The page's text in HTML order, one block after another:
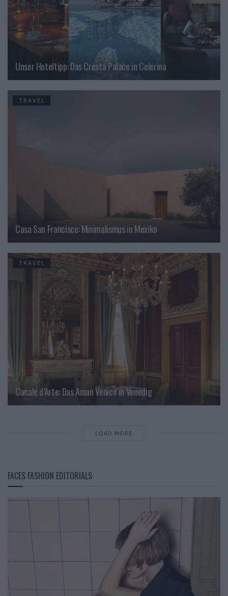
Unser Hoteltipp: Das Cresta Palace in Celerina
TRAVEL
Casa San Francisco: Minimalismus in Mexiko
TRAVEL
Canale d’Arte: Das Aman Venice in Venedig
LOAD MORE
FACES FASHION EDITORIALS